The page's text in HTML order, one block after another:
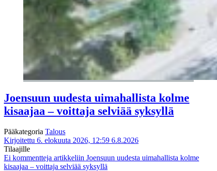
Joensuun uudesta uimahallista kolme
kisaajaa – voittaja selviää syksyllä
Pääkategoria Talous
Kirjoitettu 6. elokuuta 2026, 12:59 6.8.2026
Tilaajille
Ei kommentteja artikkeliin Joensuun uudesta uimahallista kolme
kisaajaa – voittaja selviää syksyllä